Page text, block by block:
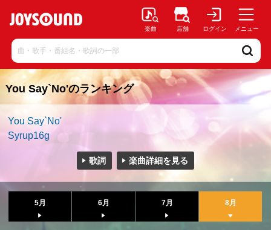
楽曲 店舗 ログイン メニュー
You Say`No'のランキング
You Say`No'
Syrup16g
歌詞 楽曲詳細を見る
5月 6月 7月 8月